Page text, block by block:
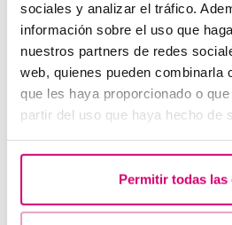
sociales y analizar el tráfico.
información sobre el uso que
nuestros partners de redes
web, quienes pueden combinarla
que les haya proporcionado o
partir del uso que haya hecho de
Permitir todas las
¿Cómo interpretar una beta